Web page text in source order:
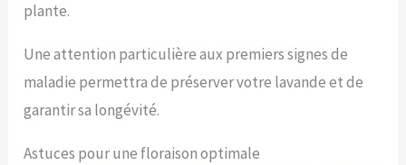
plante.
Une attention particulière aux premiers signes de
maladie permettra de préserver votre lavande et de
garantir sa longévité.
Astuces pour une floraison optimale